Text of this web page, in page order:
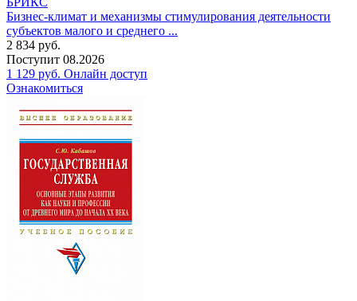
Бизнес-климат и механизмы стимулирования деятельности
субъектов малого и среднего ...
2 834 руб.
Поступит 08.2026
1 129 руб. Онлайн доступ
Ознакомиться